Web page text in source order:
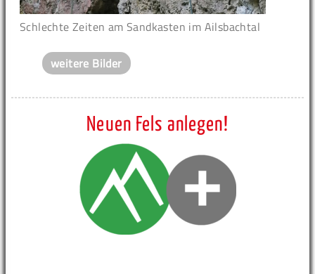
Schlechte Zeiten am Sandkasten im Ailsbachtal
weitere Bilder
Neuen Fels anlegen!